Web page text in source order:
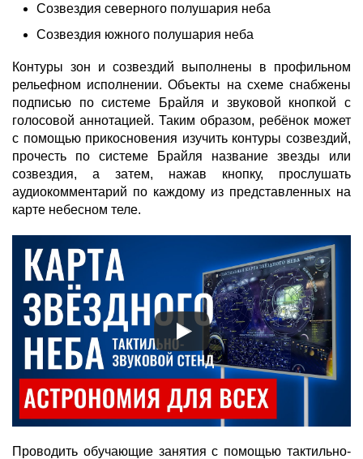
Созвездия северного полушария неба
Созвездия южного полушария неба
Контуры зон и созвездий выполнены в профильном
рельефном исполнении. Объекты на схеме снабжены
подписью по системе Брайля и звуковой кнопкой с
голосовой аннотацией. Таким образом, ребёнок может
с помощью прикосновения изучить контуры созвездий,
прочесть по системе Брайля название звезды или
созвездия, а затем, нажав кнопку, прослушать
аудиокомментарий по каждому из представленных на
карте небесном теле.
Проводить обучающие занятия с помощью тактильно-